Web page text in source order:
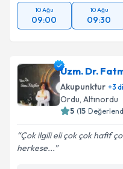
10 Ağu
09:00
10 Ağu
09:30
Uzm. Dr.
Akupunktur +3
Ordu, Altınordu
5 (15
Çok ilgili eli çok çok hafif
herkese...